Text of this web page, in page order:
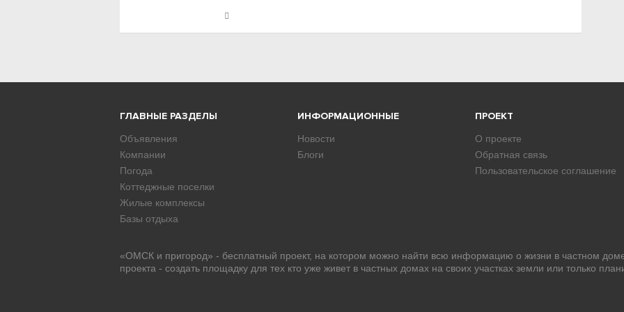
ГЛАВНЫЕ РАЗДЕЛЫ
Объявления
Компании
Погода
Коттеджные поселки
Жилые комплексы
Базы отдыха
ИНФОРМАЦИОННЫЕ
Новости
Блоги
ПРОЕКТ
О проекте
Обратная связь
Пользовательское соглашение
«ОМСК и пригород» - бесплатный проект, на котором можно найти всю информацию о жизни в частном
проекта - создать площадку для тех кто уже живет в частных домах на своих участках земли или только